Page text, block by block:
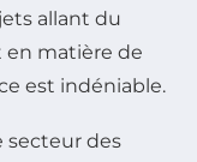
allant du
en matière de
est indéniable.
secteur des